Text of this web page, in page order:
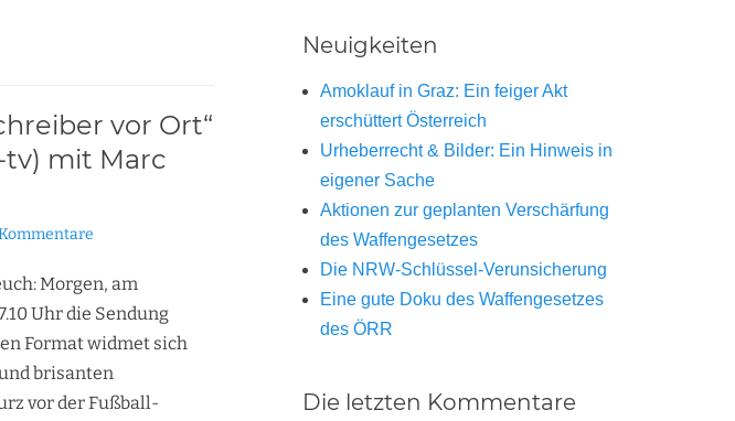
vor Ort“
tv) mit Marc
Morgen, am
Uhr die Sendung
Format widmet sich
brisanten
vor der Fußball-
Neuigkeiten
Amoklauf in Graz: Ein feiger Akt
erschüttert Österreich
Urheberrecht & Bilder: Ein Hinweis in
eigener Sache
Aktionen zur geplanten Verschärfung
des Waffengesetzes
Die NRW-Schlüssel-Verunsicherung
Eine gute Doku des Waffengesetzes
des ÖRR
Die letzten Kommentare